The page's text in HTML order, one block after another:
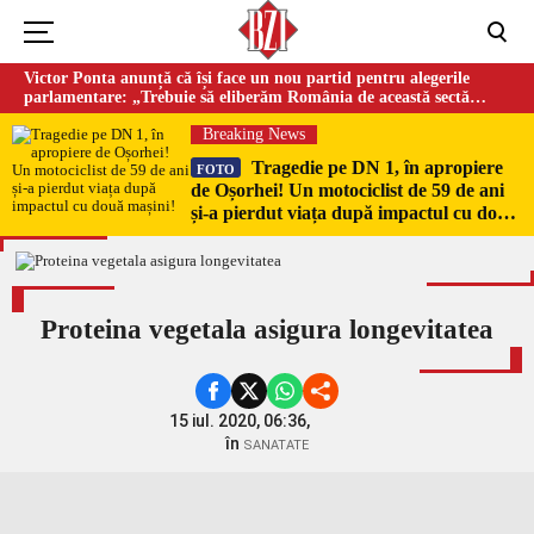
Victor Ponta anunță că își face un nou partid pentru alegerile
parlamentare: „Trebuie să eliberăm România de această sectă
globalistă”
Breaking News
FOTO
Tragedie pe DN 1, în apropiere
de Oșorhei! Un motociclist de 59 de ani
și-a pierdut viața după impactul cu două
mașini!
Proteina vegetala asigura longevitatea
15 iul. 2020, 06:36,
în SANATATE